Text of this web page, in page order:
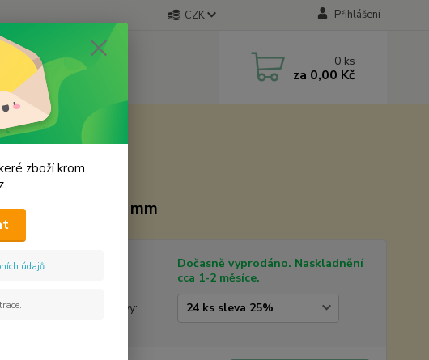
CZK Přihlášení
0 ks
za 0,00 Kč
198x128x41 mm
Dočasně vyprodáno. Naskladnění
cca 1-2 měsíce.
Množstevní slevy:
zboží krom
údajů.